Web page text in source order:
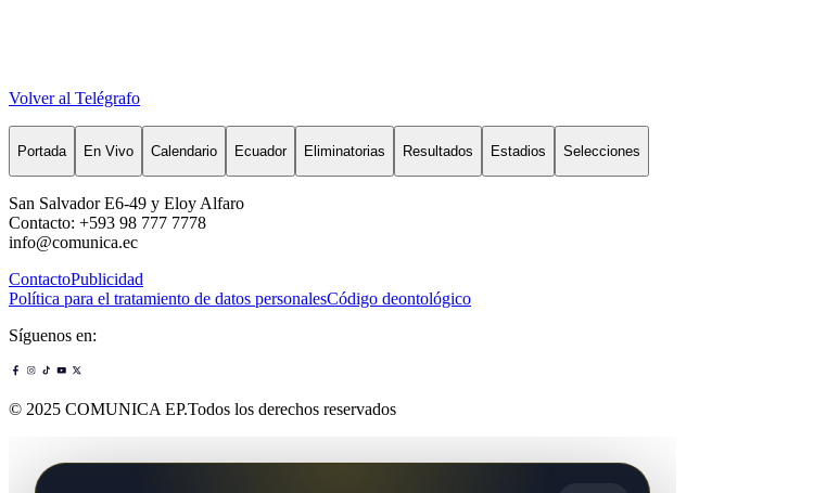
Volver al Telégrafo
Portada En Vivo Calendario Ecuador Eliminatorias Resultados Estadios Selecciones
San Salvador E6-49 y Eloy Alfaro
Contacto: +593 98 777 7778
info@comunica.ec
ContactoPublicidad
Política para el tratamiento de datos personalesCódigo deontológico
Síguenos en:
© 2025 COMUNICA EP.Todos los derechos reservados